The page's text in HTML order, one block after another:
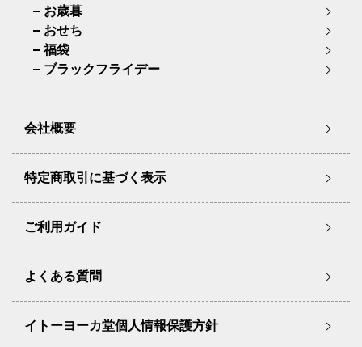
お歳暮
おせち
福袋
ブラックフライデー
会社概要
特定商取引に基づく表示
ご利用ガイド
よくある質問
イトーヨーカ堂個人情報保護方針